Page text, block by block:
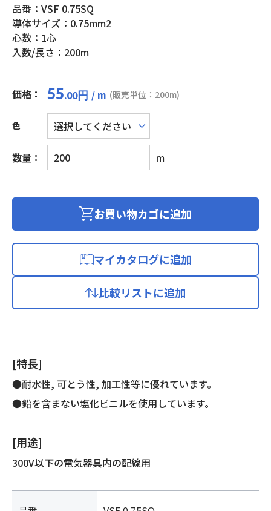
品番：VSF 0.75SQ
導体サイズ：0.75mm2
心数：1心
入数/長さ：200m
価格： 55.00円 / m (販売単位：200m)
色
数量：
単
心
ニ
m
お買い物カゴに追加
マイカタログに追加
比較リストに追加
[特長]
●耐水性, 可とう性, 加工性等に優れています。
●鉛を含まない塩化ビニルを使用しています。
[用途]
300V以下の電気器具内の配線用